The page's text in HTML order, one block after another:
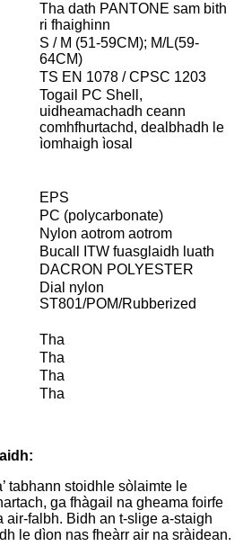
Tha dath PANTONE sam bith
ri fhaighinn
S / M (51-59CM); M/L(59-
64CM)
TS EN 1078 / CPSC 1203
Togail PC Shell,
uidheamachadh ceann
comhfhurtachd, dealbhadh le
ìomhaigh ìosal
EPS
PC (polycarbonate)
Nylon aotrom aotrom
Bucall ITW fuasglaidh luath
DACRON POLYESTER
Dial nylon
ST801/POM/Rubberized
Tha
Tha
Tha
Tha
tabhann stoidhle sòlaimte le
ga fhàgail na gheama foirfe
air-falbh. Bidh an t-slige a-staigh
le dìon nas fheàrr air na sràidean.